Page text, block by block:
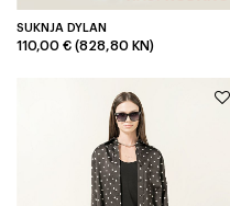
SUKNJA DYLAN
110,00 € (828,80 KN)